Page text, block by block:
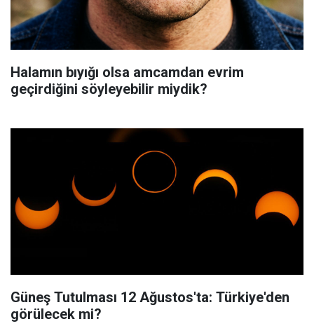
Halamın bıyığı olsa amcamdan evrim
geçirdiğini söyleyebilir miydik?
Güneş Tutulması 12 Ağustos'ta: Türkiye'den
görülecek mi?